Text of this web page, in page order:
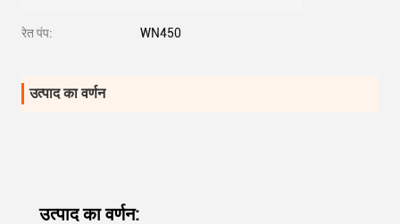
रेत पंप: WN450
उत्पाद का वर्णन
उत्पाद का वर्णन: